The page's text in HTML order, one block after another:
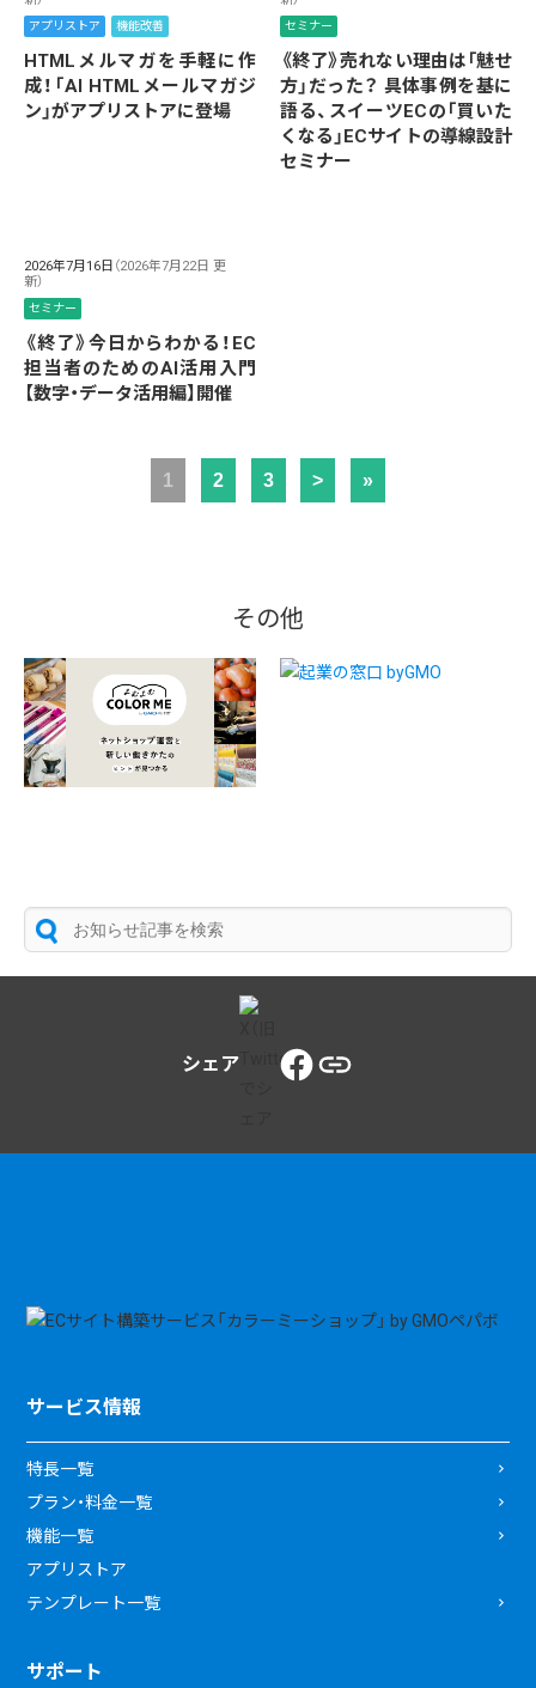
アプリストア 機能改善
HTMLメルマガを手軽に作
成！「AI HTMLメールマガジ
ン」がアプリストアに登場
セミナー
《終了》売れない理由は「魅せ
方」だった？ 具体事例を基に
語る、スイーツECの「買いた
くなる」ECサイトの導線設計
セミナー
2026年7月16日 （2026年7月22日 更
新）
セミナー
《終了》今日からわかる！EC
担当者のためのAI活用入門
【数字・データ活用編】開催
1 2 3 > »
その他
シェア
サービス情報
特長一覧
プラン・料金一覧
機能一覧
アプリストア
テンプレート一覧
サポート